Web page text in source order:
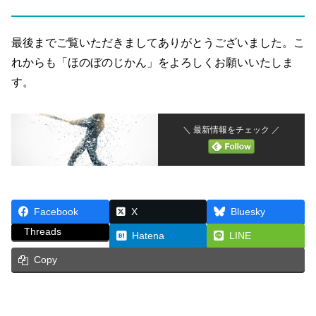
最後までご覧いただきましてありがとうございました。こ
れからも「ほのぼのじかん」をよろしくお願いいたしま
す。
＼ 最新情報をチェック ／
Facebook X
Bluesky
Threads
Hatena LINE
Copy